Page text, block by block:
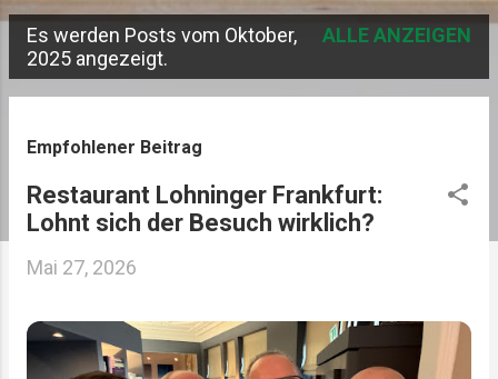
P
o
Es werden Posts vom Oktober,
2025 angezeigt.
ALLE ANZEIGEN
Empfohlener Beitrag
Restaurant Lohninger Frankfurt:
Lohnt sich der Besuch wirklich?
Mai 27, 2026